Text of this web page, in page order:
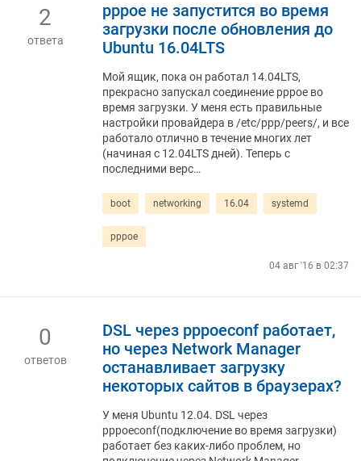
2
ответа
pppoe не запустится во время
загрузки после обновления до
Ubuntu 16.04LTS
Мой ящик, пока он работал 14.04LTS,
прекрасно запускал соединение pppoe во
время загрузки. У меня есть правильные
настройки провайдера в /etc/ppp/peers/, и все
работало отлично в течение многих лет
(начиная с 12.04LTS дней). Теперь с
последними верс…
boot networking 16.04 systemd
pppoe
04 авг '16 в 02:37
0
ответов
DSL через pppoeconf работает,
но через Network Manager
останавливает загрузку
некоторых сайтов в браузерах?
У меня Ubuntu 12.04. DSL через
pppoeconf(подключение во время загрузки)
работает без каких-либо проблем, но